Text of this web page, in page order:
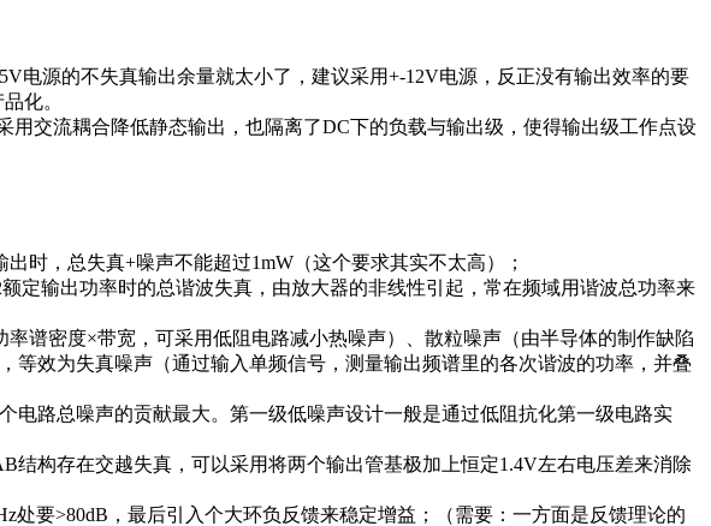
电源的不失真输出余量就太小了，建议采用+-12V电源，反正没有输出效率的要
化。
交流耦合降低静态输出，也隔离了DC下的负载与输出级，使得输出级工作点设
时，总失真+噪声不能超过1mW（这个要求其实不太高）；
定输出功率时的总谐波失真，由放大器的非线性引起，常在频域用谐波总功率来
谱密度×带宽，可采用低阻电路减小热噪声）、散粒噪声（由半导体的制作缺陷
效为失真噪声（通过输入单频信号，测量输出频谱里的各次谐波的功率，并叠
路总噪声的贡献最大。第一级低噪声设计一般是通过低阻抗化第一级电路实
结构存在交越失真，可以采用将两个输出管基极加上恒定1.4V左右电压差来消除
要>80dB，最后引入个大环负反馈来稳定增益；（需要：一方面是反馈理论的